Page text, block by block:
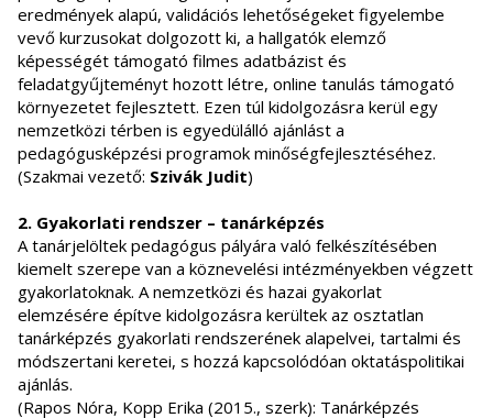
eredmények alapú, validációs lehetőségeket figyelembe
vevő kurzusokat dolgozott ki, a hallgatók elemző
képességét támogató filmes adatbázist és
feladatgyűjteményt hozott létre, online tanulás támogató
környezetet fejlesztett. Ezen túl kidolgozásra kerül egy
nemzetközi térben is egyedülálló ajánlást a
pedagógusképzési programok minőségfejlesztéséhez.
(Szakmai vezető: Szivák Judit)
2. Gyakorlati rendszer – tanárképzés
A tanárjelöltek pedagógus pályára való felkészítésében
kiemelt szerepe van a köznevelési intézményekben végzett
gyakorlatoknak. A nemzetközi és hazai gyakorlat
elemzésére építve kidolgozásra kerültek az osztatlan
tanárképzés gyakorlati rendszerének alapelvei, tartalmi és
módszertani keretei, s hozzá kapcsolódóan oktatáspolitikai
ajánlás.
(Rapos Nóra, Kopp Erika (2015., szerk): Tanárképzés